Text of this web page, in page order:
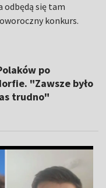
odbędą się tam
konkurs.
po
"Zawsze było
trudno"